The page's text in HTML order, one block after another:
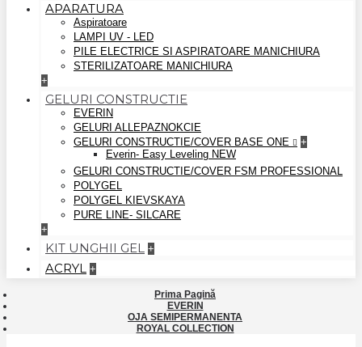
APARATURA
Aspiratoare
LAMPI UV - LED
PILE ELECTRICE SI ASPIRATOARE MANICHIURA
STERILIZATOARE MANICHIURA
+
GELURI CONSTRUCTIE
EVERIN
GELURI ALLEPAZNOKCIE
GELURI CONSTRUCTIE/COVER BASE ONE
+
Everin- Easy Leveling NEW
GELURI CONSTRUCTIE/COVER FSM PROFESSIONAL
POLYGEL
POLYGEL KIEVSKAYA
PURE LINE- SILCARE
+
KIT UNGHII GEL +
ACRYL +
Prima Pagină
EVERIN
OJA SEMIPERMANENTA
ROYAL COLLECTION